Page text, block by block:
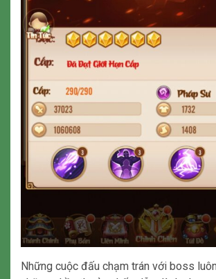
Những cuộc đấu chạm trán với boss